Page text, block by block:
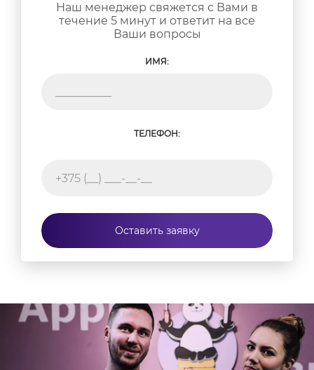
Наш менеджер свяжется с Вами в
течение 5 минут и ответит на все
Ваши вопросы
ИМЯ:
ТЕЛЕФОН:
Оставить заявку